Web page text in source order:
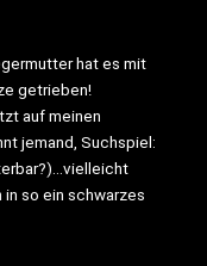
hat es mit
getrieben!
auf meinen
jemand, Suchspiel:
so ein schwarzes